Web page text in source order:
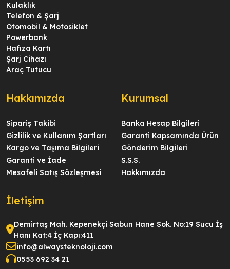
Kulaklık
Telefon & Şarj
Otomobil & Motosiklet
Powerbank
Hafıza Kartı
Şarj Cihazı
Araç Tutucu
Hakkımızda
Sipariş Takibi
Gizlilik ve Kullanım Şartları
Kargo ve Taşıma Bilgileri
Garanti ve İade
Mesafeli Satış Sözleşmesi
Kurumsal
Banka Hesap Bilgileri
Garanti Kapsamında Ürün
Gönderim Bilgileri
S.S.S.
Hakkımızda
İletişim
Demirtaş Mah. Kepenekçi Sabun Hane Sok. No:19 Sucu İş
Hanı Kat:4 İç Kapı:411
info@alwaysteknoloji.com
0553 692 34 21